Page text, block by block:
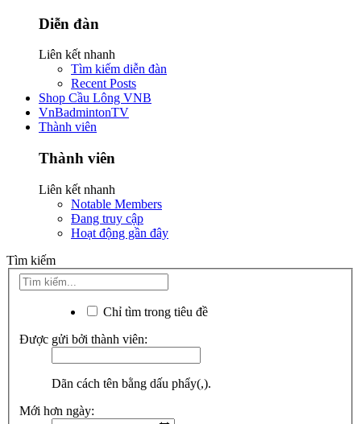
Diễn đàn
Liên kết nhanh
Tìm kiếm diễn đàn
Recent Posts
Shop Cầu Lông VNB
VnBadmintonTV
Thành viên
Thành viên
Liên kết nhanh
Notable Members
Đang truy cập
Hoạt động gần đây
Tìm kiếm
Chỉ tìm trong tiêu đề
Được gửi bởi thành viên:
Dãn cách tên bằng dấu phẩy(,).
Mới hơn ngày: